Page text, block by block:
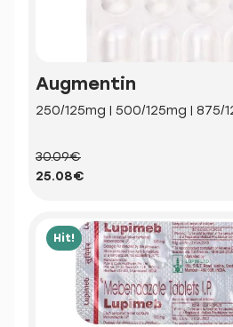
Augmentin
250/125mg | 500/125mg | 875/
30.09€
25.08€
Hit!